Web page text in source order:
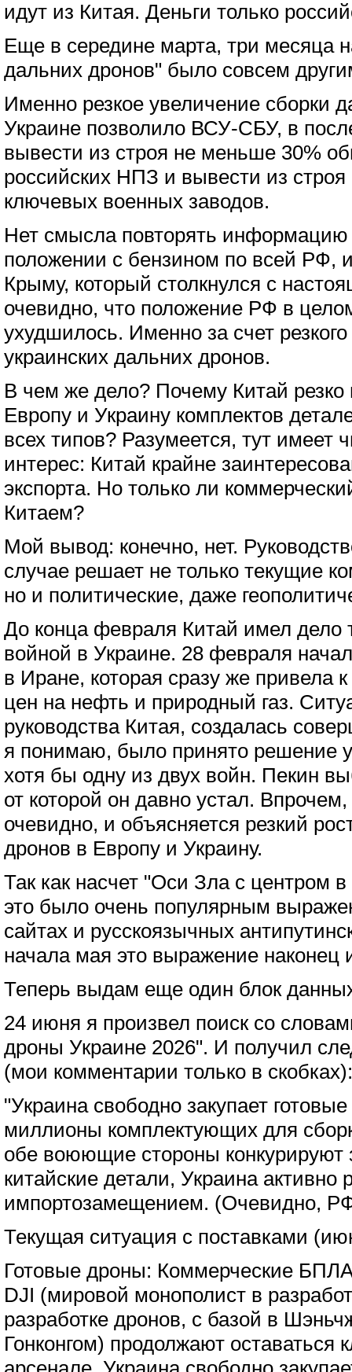
идут из Китая. Деньги только
Еще в середине марта, три месяца
дальних дронов" было совсем
Именно резкое увеличение сборки
Украине позволило ВСУ-СБУ, в
вывести из строя не меньше 30%
российских НПЗ и вывести из строя
ключевых военных заводов.
Нет смысла повторять информацию
положении с бензином по всей РФ,
Крыму, который столкнулся с
очевидно, что положение РФ в
ухудшилось. Именно за счет
украинских дальних дронов.
В чем же дело? Почему Китай резко
Европу и Украину комплектов
всех типов? Разумеется, тут имеет
интерес: Китай крайне
экспорта. Но только ли
Китаем?
Мой вывод: конечно, нет.
случае решает не только текущие
но и политические, даже
До конца февраля Китай имел дело
войной в Украине. 28 февраля
в Иране, которая сразу же привела
цен на нефть и природный газ.
руководства Китая, создалась
я понимаю, было принято решение
хотя бы одну из двух войн. Пекин
от которой он давно устал.
очевидно, и объясняется резкий
дронов в Европу и Украину.
Так как насчет "Оси Зла с центром
это было очень популярным
сайтах и русскоязычных
начала мая это выражение наконец
Теперь выдам еще один блок
24 июня я произвел поиск со
дроны Украине 2026". И получил
(мои комментарии только в скобках):
"Украина свободно закупает
миллионы комплектующих для
обе воюющие стороны конкурируют
китайские детали, Украина активно
импортозамещением. (Очевидно,
Текущая ситуация с поставками
Готовые дроны: Коммерческие
DJI (мировой монополист в
разработке дронов, с базой в
Гонконгом) продолжают